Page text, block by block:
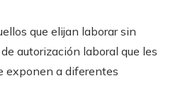
que elijan laborar sin
autorización laboral que les
exponen a diferentes